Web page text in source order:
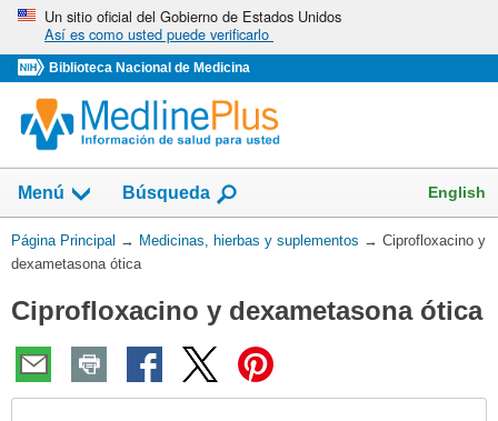
Omita
vaya
al
Contenido
Un sitio oficial del Gobierno de Estados Unidos
Así es como usted puede verificarlo
Biblioteca Nacional de Medicina
Menú
Mostrar
campo
de
Búsqueda English
Usted
está
Página Principal → Medicinas, hierbas y suplementos → Ciprofloxacino y
dexametasona ótica
Ciprofloxacino y dexametasona ótica